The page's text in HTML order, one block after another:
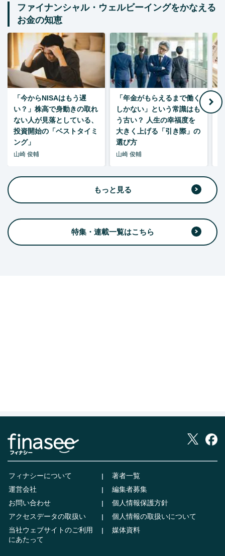
ファイナンシャル・ウェルビーイングをかなえる
お金の知恵
「今からNISAはもう遅
い？」株高で身動きの取れ
ない人が見落としている、
投資開始の「ベストタイミ
ング」
山崎 俊輔
「年金がもらえるまで働く
しかない」という常識はも
う古い？ 人生の幸福度を
大きく上げる「引き際」の
選び方
山崎 俊輔
もっと見る
特集・連載一覧はこちら
フィナシーについて
著者一覧
運営会社
編集者募集
お問い合わせ
個人情報保護方針
アクセスデータの取扱い
個人情報の取扱いについて
当社ウェブサイトのご利用
にあたって
媒体資料